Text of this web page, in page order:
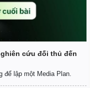
cứu đối thủ đến
để lập một Media Plan.